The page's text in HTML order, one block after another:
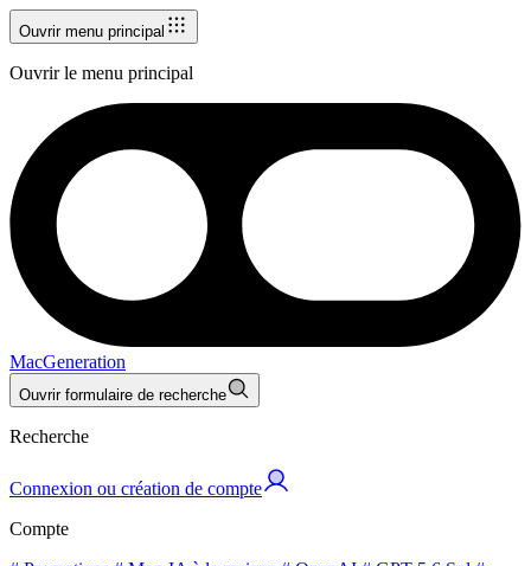
Ouvrir menu principal
Ouvrir le menu principal
MacGeneration
Ouvrir formulaire de recherche
Recherche
Connexion ou création de compte
Compte